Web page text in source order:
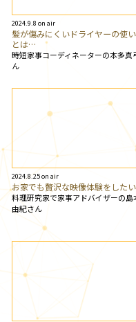
2024.9.8 on air
髪が傷みにくいドライヤーの使
とは…
時短家事コーディネーターの本多真
ん
2024.8.25 on air
お家でも贅沢な映像体験をした
料理研究家で家事アドバイザーの島
由紀さん